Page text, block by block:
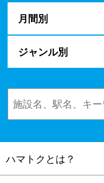
月間別
ジャンル別
ハマトクとは？